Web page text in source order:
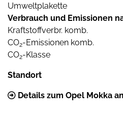
Umweltplakette
Verbrauch und Emissionen
Kraftstoffverbr. komb.
CO2-Emissionen komb.
CO2-Klasse
Standort
Details zum Opel Mokka